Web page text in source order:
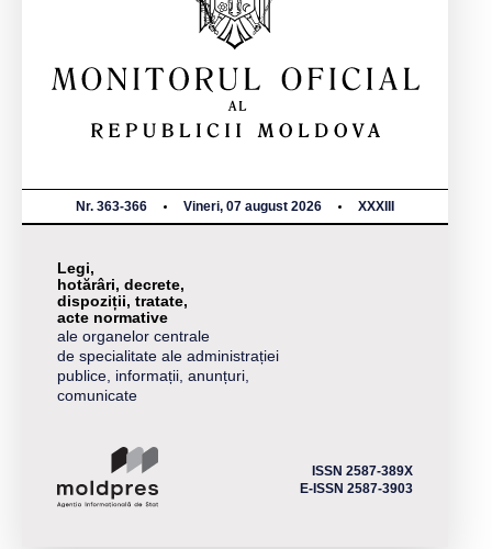
Nr. 363-366 Vineri, 07 august 2026 XXXIII
Legi,
hotărâri, decrete,
dispoziții, tratate,
acte normative
ale organelor centrale
de specialitate ale administrației
publice, informații, anunțuri,
comunicate
ISSN 2587-389X
E-ISSN 2587-3903